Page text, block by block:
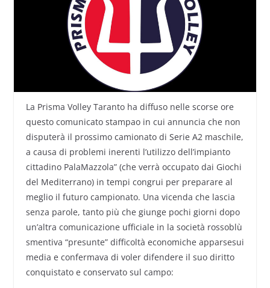
La Prisma Volley Taranto ha diffuso nelle scorse ore
questo comunicato stampao in cui annuncia che non
disputerà il prossimo camionato di Serie A2 maschile,
a causa di problemi inerenti l’utilizzo dell’impianto
cittadino PalaMazzola” (che verrà occupato dai Giochi
del Mediterrano) in tempi congrui per preparare al
meglio il futuro campionato. Una vicenda che lascia
senza parole, tanto più che giunge pochi giorni dopo
un’altra comunicazione ufficiale in la società rossoblù
smentiva “presunte” difficoltà economiche apparsesui
media e confermava di voler difendere il suo diritto
conquistato e conservato sul campo: